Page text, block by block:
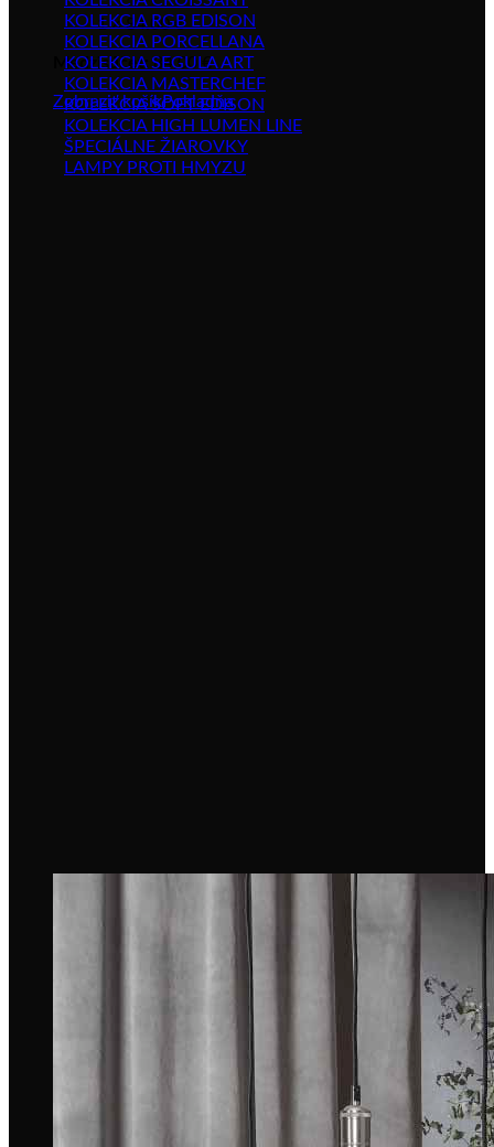
1 ×84.00€
Medzisúčet: 84.00€
Zobraziť košíkPokladňa
KOLEKCIA RGB EDISON
KOLEKCIA PORCELLANA
KOLEKCIA SEGULA ART
KOLEKCIA MASTERCHEF
KOLEKCIA SOFT EDISON
KOLEKCIA HIGH LUMEN LINE
ŠPECIÁLNE ŽIAROVKY
LAMPY PROTI HMYZU